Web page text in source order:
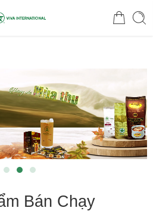
Bán Chạy